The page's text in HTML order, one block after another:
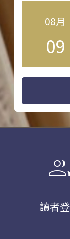
08月
09
讀者